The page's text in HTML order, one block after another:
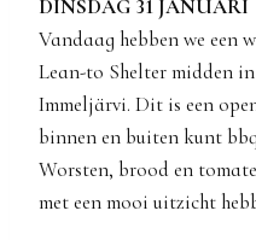
DINSDAG 31 JANUARI
Vandaag hebben we een
Lean-to Shelter midden
Immeljärvi. Dit is een
binnen en buiten kunt
Worsten, brood en
met een mooi uitzicht